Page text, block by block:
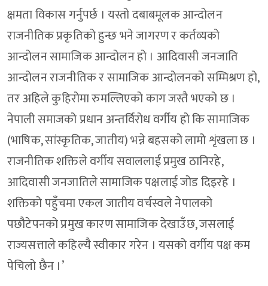
क्षमता विकास गर्नुपर्छ । यस्तो दबाबमूलक आन्दोलन
राजनीतिक प्रकृतिको हुन्छ भने जागरण र कर्तव्यको
आन्दोलन सामाजिक आन्दोलन हो । आदिवासी जनजाति
आन्दोलन राजनीतिक र सामाजिक आन्दोलनको सम्मिश्रण हो,
तर अहिले कुहिरोमा रुमल्लिएको काग जस्तै भएको छ ।
नेपाली समाजको प्रधान अन्तर्विरोध वर्गीय हो कि सामाजिक
(भाषिक, सांस्कृतिक, जातीय) भन्ने बहसको लामो शृंखला छ ।
राजनीतिक शक्तिले वर्गीय सवाललाई प्रमुख ठानिरहे,
आदिवासी जनजातिले सामाजिक पक्षलाई जोड दिइरहे ।
शक्तिको पहुँचमा एकल जातीय वर्चस्वले नेपालको
पछौटेपनको प्रमुख कारण सामाजिक देखाउँछ, जसलाई
राज्यसत्ताले कहिल्यै स्वीकार गरेन । यसको वर्गीय पक्ष कम
पेचिलो छैन ।’